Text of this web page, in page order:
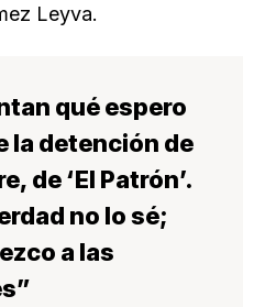
Leyva.
qué espero
la detención de
de ‘El Patrón’.
no lo sé;
a las
”